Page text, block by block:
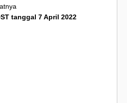
tanggal 7 April 2022